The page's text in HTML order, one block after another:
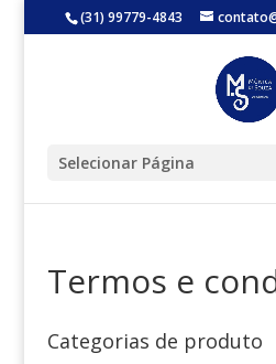
(31) 99779-4843
Selecionar Página
Termos e
Categorias de produto